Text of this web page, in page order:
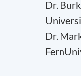
Dr.
Dr.